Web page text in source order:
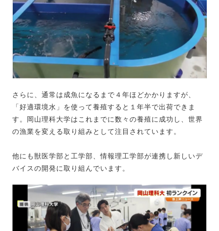
さらに、通常は成魚になるまで４年ほどかかりますが、
「好適環境水」を使って養殖すると１年半で出荷できま
す。岡山理科大学はこれまでに数々の養殖に成功し、世界
の漁業を変える取り組みとして注目されています。
他にも獣医学部と工学部、情報理工学部が連携し新しいデ
バイスの開発に取り組んでいます。